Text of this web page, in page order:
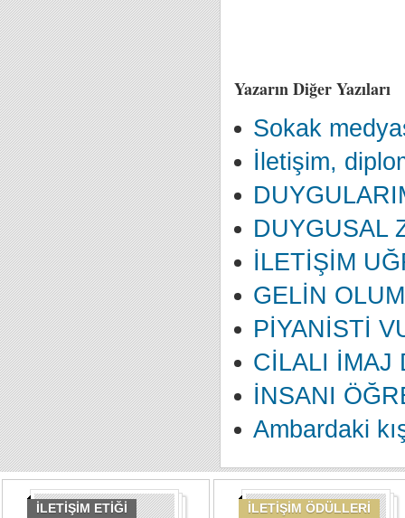
Yazarın Diğer Yazıları
Sokak
İletişim,
DUYGUSAL
İLETİŞİM
GELİN
PİYANİSTİ
CİLALI İMAJ
İNSANI
Ambardaki
İLETİŞİM ETİĞİ İLETİŞİM ÖDÜLLERİ